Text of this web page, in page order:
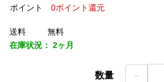
ポイント
0ポイント還元
送料
無料
在庫状況： 2ヶ月
数量 －